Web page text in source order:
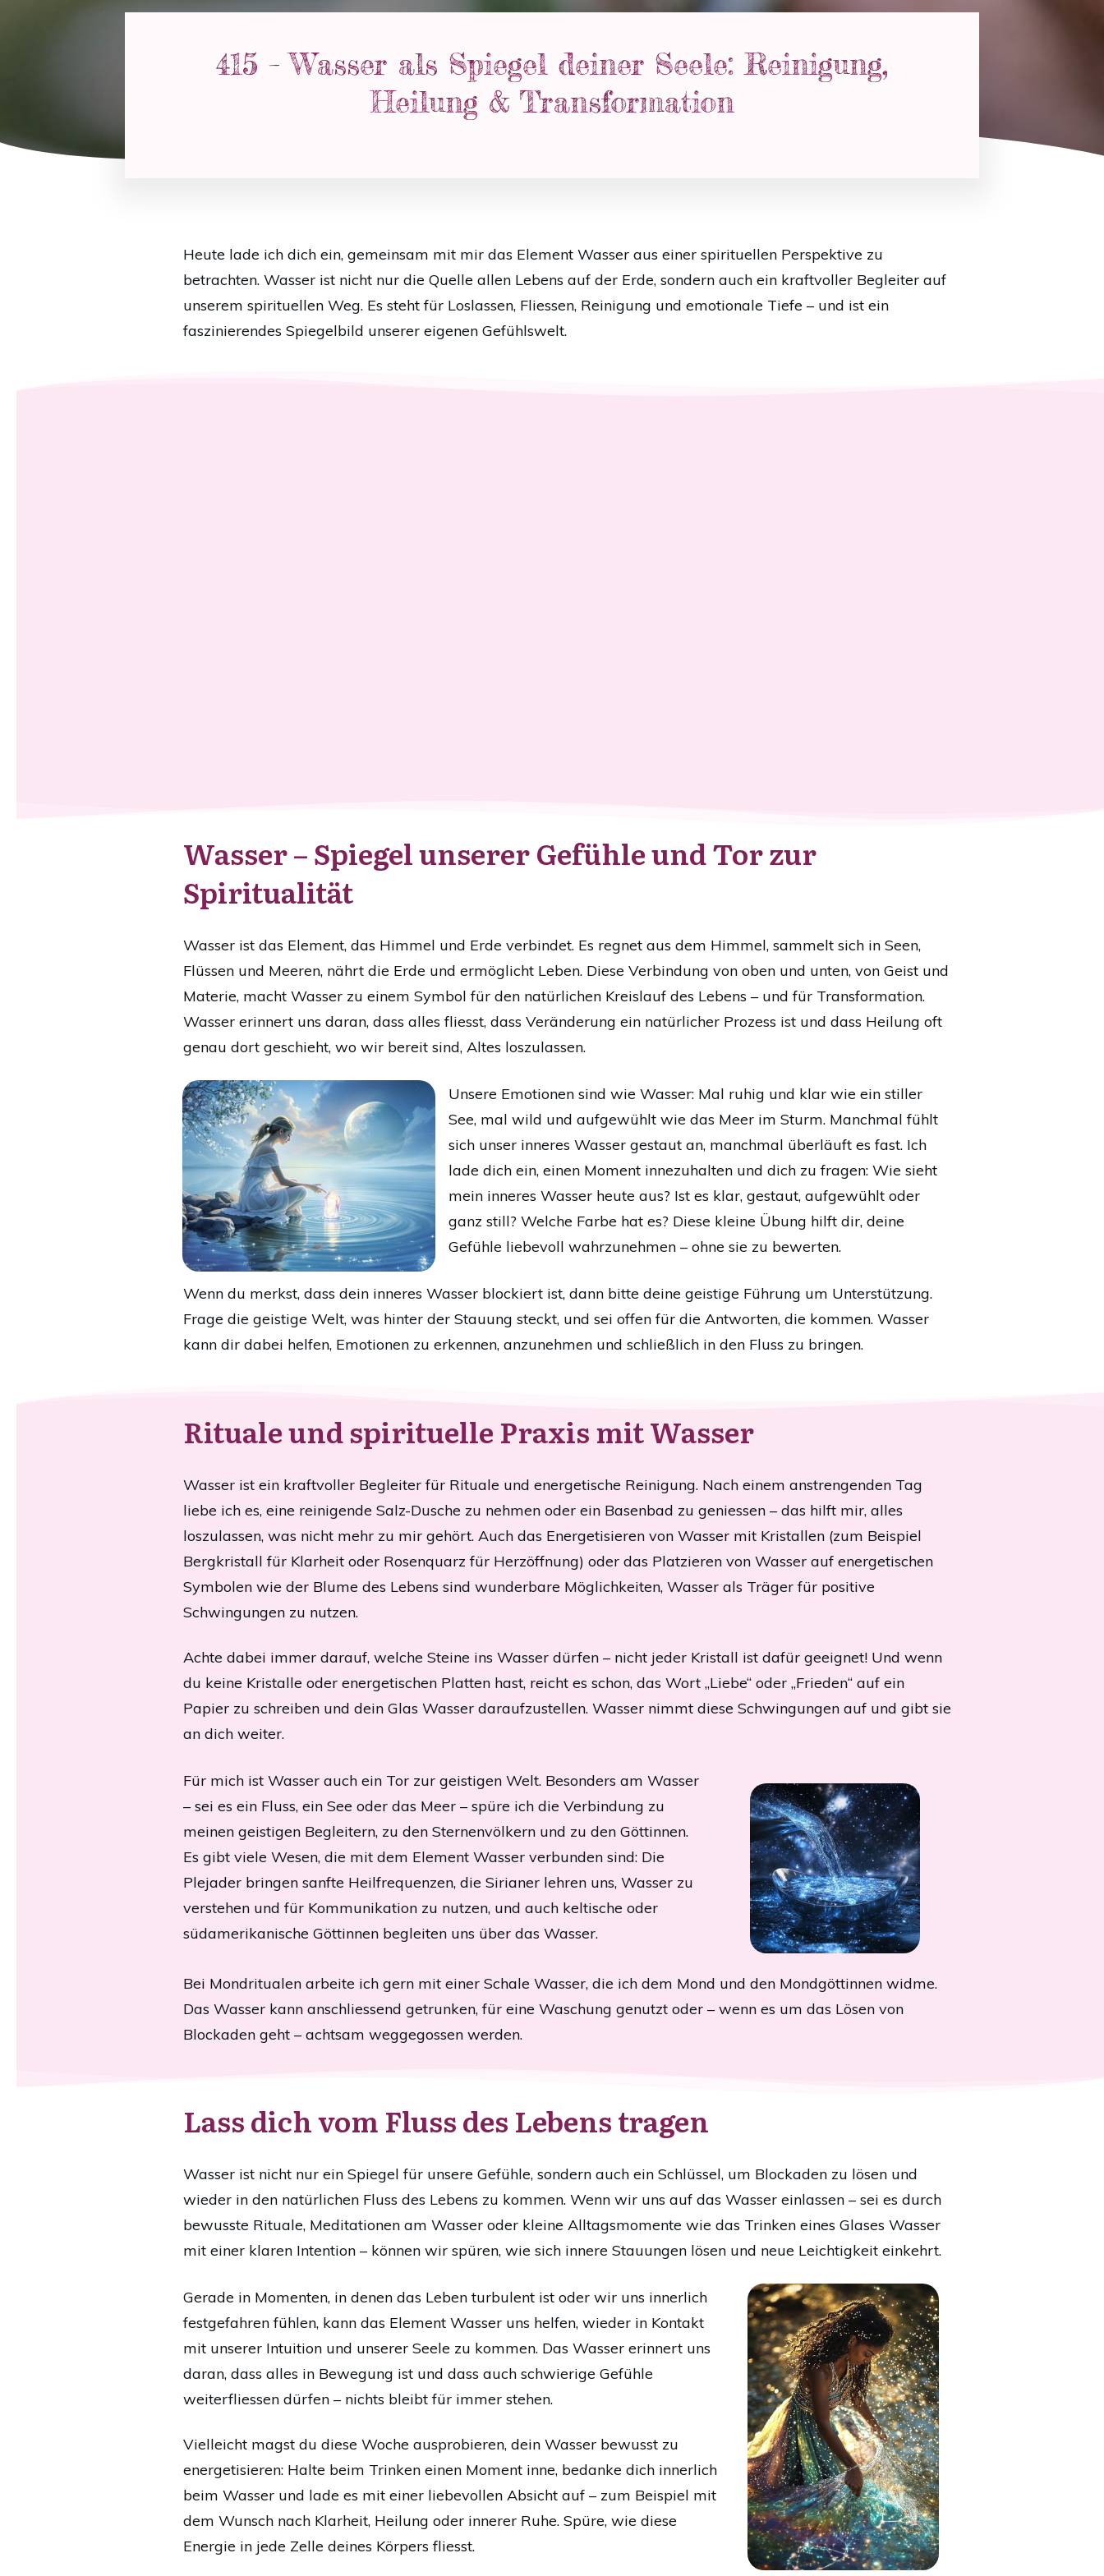
415 – Wasser als Spiegel deiner Seele: Reinigung,
Heilung & Transformation
Heute lade ich dich ein, gemeinsam mit mir das Element Wasser aus einer spirituellen Perspektive zu
betrachten. Wasser ist nicht nur die Quelle allen Lebens auf der Erde, sondern auch ein kraftvoller Begleiter auf
unserem spirituellen Weg. Es steht für Loslassen, Fliessen, Reinigung und emotionale Tiefe – und ist ein
faszinierendes Spiegelbild unserer eigenen Gefühlswelt.
Wasser – Spiegel unserer Gefühle und Tor zur
Spiritualität
Wasser ist das Element, das Himmel und Erde verbindet. Es regnet aus dem Himmel, sammelt sich in Seen,
Flüssen und Meeren, nährt die Erde und ermöglicht Leben. Diese Verbindung von oben und unten, von Geist und
Materie, macht Wasser zu einem Symbol für den natürlichen Kreislauf des Lebens – und für Transformation.
Wasser erinnert uns daran, dass alles fliesst, dass Veränderung ein natürlicher Prozess ist und dass Heilung oft
genau dort geschieht, wo wir bereit sind, Altes loszulassen.
Unsere Emotionen sind wie Wasser: Mal ruhig und klar wie ein stiller
See, mal wild und aufgewühlt wie das Meer im Sturm. Manchmal fühlt
sich unser inneres Wasser gestaut an, manchmal überläuft es fast. Ich
lade dich ein, einen Moment innezuhalten und dich zu fragen: Wie sieht
mein inneres Wasser heute aus? Ist es klar, gestaut, aufgewühlt oder
ganz still? Welche Farbe hat es? Diese kleine Übung hilft dir, deine
Gefühle liebevoll wahrzunehmen – ohne sie zu bewerten.
Wenn du merkst, dass dein inneres Wasser blockiert ist, dann bitte deine geistige Führung um Unterstützung.
Frage die geistige Welt, was hinter der Stauung steckt, und sei offen für die Antworten, die kommen. Wasser
kann dir dabei helfen, Emotionen zu erkennen, anzunehmen und schließlich in den Fluss zu bringen.
Rituale und spirituelle Praxis mit Wasser
Wasser ist ein kraftvoller Begleiter für Rituale und energetische Reinigung. Nach einem anstrengenden Tag
liebe ich es, eine reinigende Salz-Dusche zu nehmen oder ein Basenbad zu geniessen – das hilft mir, alles
loszulassen, was nicht mehr zu mir gehört. Auch das Energetisieren von Wasser mit Kristallen (zum Beispiel
Bergkristall für Klarheit oder Rosenquarz für Herzöffnung) oder das Platzieren von Wasser auf energetischen
Symbolen wie der Blume des Lebens sind wunderbare Möglichkeiten, Wasser als Träger für positive
Schwingungen zu nutzen.
Achte dabei immer darauf, welche Steine ins Wasser dürfen – nicht jeder Kristall ist dafür geeignet! Und wenn
du keine Kristalle oder energetischen Platten hast, reicht es schon, das Wort „Liebe“ oder „Frieden“ auf ein
Papier zu schreiben und dein Glas Wasser daraufzustellen. Wasser nimmt diese Schwingungen auf und gibt sie
an dich weiter.
Für mich ist Wasser auch ein Tor zur geistigen Welt. Besonders am Wasser
– sei es ein Fluss, ein See oder das Meer – spüre ich die Verbindung zu
meinen geistigen Begleitern, zu den Sternenvölkern und zu den Göttinnen.
Es gibt viele Wesen, die mit dem Element Wasser verbunden sind: Die
Plejader bringen sanfte Heilfrequenzen, die Sirianer lehren uns, Wasser zu
verstehen und für Kommunikation zu nutzen, und auch keltische oder
südamerikanische Göttinnen begleiten uns über das Wasser.
Bei Mondritualen arbeite ich gern mit einer Schale Wasser, die ich dem Mond und den Mondgöttinnen widme.
Das Wasser kann anschliessend getrunken, für eine Waschung genutzt oder – wenn es um das Lösen von
Blockaden geht – achtsam weggegossen werden.
Lass dich vom Fluss des Lebens tragen
Wasser ist nicht nur ein Spiegel für unsere Gefühle, sondern auch ein Schlüssel, um Blockaden zu lösen und
wieder in den natürlichen Fluss des Lebens zu kommen. Wenn wir uns auf das Wasser einlassen – sei es durch
bewusste Rituale, Meditationen am Wasser oder kleine Alltagsmomente wie das Trinken eines Glases Wasser
mit einer klaren Intention – können wir spüren, wie sich innere Stauungen lösen und neue Leichtigkeit einkehrt.
Gerade in Momenten, in denen das Leben turbulent ist oder wir uns innerlich
festgefahren fühlen, kann das Element Wasser uns helfen, wieder in Kontakt
mit unserer Intuition und unserer Seele zu kommen. Das Wasser erinnert uns
daran, dass alles in Bewegung ist und dass auch schwierige Gefühle
weiterfliessen dürfen – nichts bleibt für immer stehen.
Vielleicht magst du diese Woche ausprobieren, dein Wasser bewusst zu
energetisieren: Halte beim Trinken einen Moment inne, bedanke dich innerlich
beim Wasser und lade es mit einer liebevollen Absicht auf – zum Beispiel mit
dem Wunsch nach Klarheit, Heilung oder innerer Ruhe. Spüre, wie diese
Energie in jede Zelle deines Körpers fliesst.